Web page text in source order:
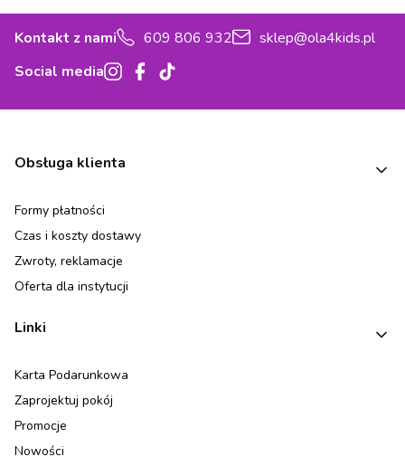
Kontakt z nami 609 806 932
sklep@ola4kids.pl
Social media
Linki w stopce
Obsługa klienta
Formy płatności
Czas i koszty dostawy
Zwroty, reklamacje
Oferta dla instytucji
Linki
Karta Podarunkowa
Zaprojektuj pokój
Promocje
Nowości